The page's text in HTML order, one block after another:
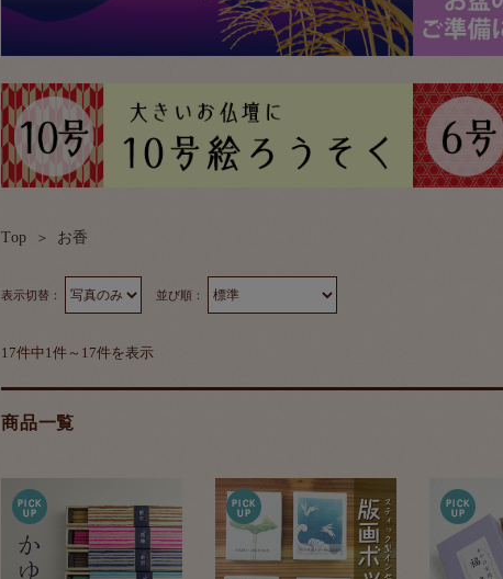
Top お香
表示切替： 並び順：
17件中1件～17件を表示
商品一覧